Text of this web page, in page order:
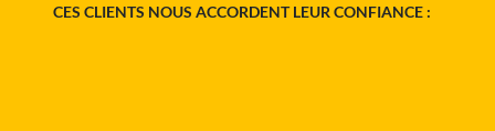
CES CLIENTS NOUS ACCORDENT LEUR CONFIANCE :